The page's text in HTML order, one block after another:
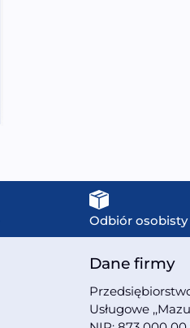
Odbiór osobisty
Dane firmy
Usługowe